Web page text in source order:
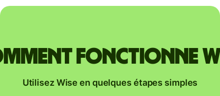
fonctionne
Utilisez Wise en quelques étapes simples